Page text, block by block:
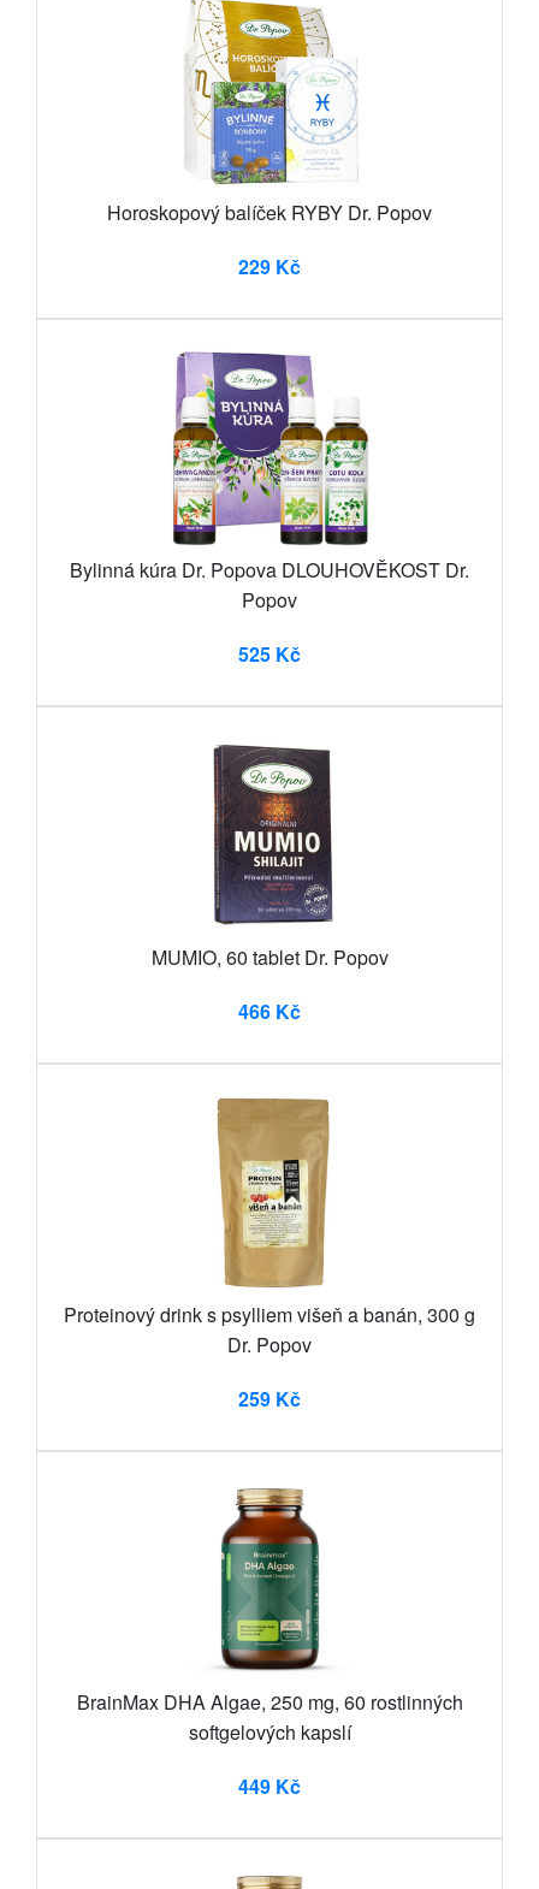
Horoskopový balíček RYBY Dr. Popov
229 Kč
Bylinná kúra Dr. Popova DLOUHOVĚKOST Dr.
Popov
525 Kč
MUMIO, 60 tablet Dr. Popov
466 Kč
Proteinový drink s psylliem višeň a banán, 300 g
Dr. Popov
259 Kč
BrainMax DHA Algae, 250 mg, 60 rostlinných
softgelových kapslí
449 Kč